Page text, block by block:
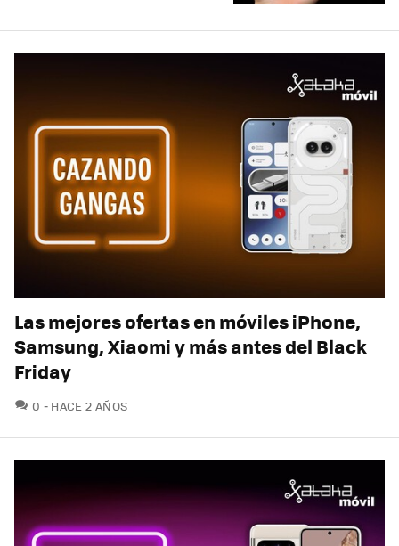
Las mejores ofertas en móviles iPhone,
Samsung, Xiaomi y más antes del Black
Friday
0 COMENTARIOS
HACE 2 AÑOS